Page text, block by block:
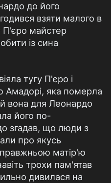
до його
взяти малого в
П'єро майстер
із сина
тугу П'єро і
Амадорі, яка померла
вона для Леонардо
його по-
згадав, що люди з
про якусь
матір'ю
трохи пам'ятав
дивилася на